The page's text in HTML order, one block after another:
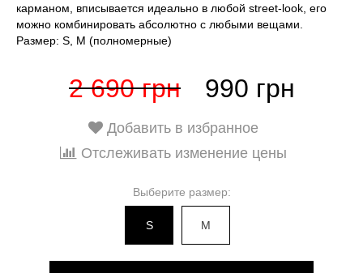
карманом, вписывается идеально в любой street-look, его
можно комбинировать абсолютно с любыми вещами.
Размер: S, М (полномерные)
2 690 грн 990 грн
Добавить в избранное
Отслеживать изменение цены
Выберите размер:
S M